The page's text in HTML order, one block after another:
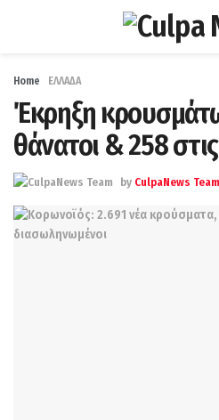
Home ΕΛΛΑΔΑ
Έκρηξη
θάνατοι & 258
by CulpaNews Team